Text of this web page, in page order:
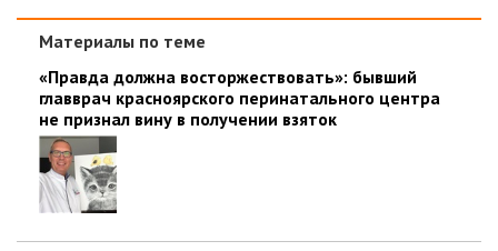
Материалы по теме
«Правда должна восторжествовать»: бывший
главврач красноярского перинатального центра
не признал вину в получении взяток